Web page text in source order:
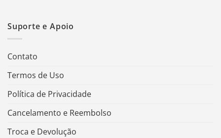
Suporte e Apoio
Contato
Termos de Uso
Política de Privacidade
Cancelamento e Reembolso
Troca e Devolução